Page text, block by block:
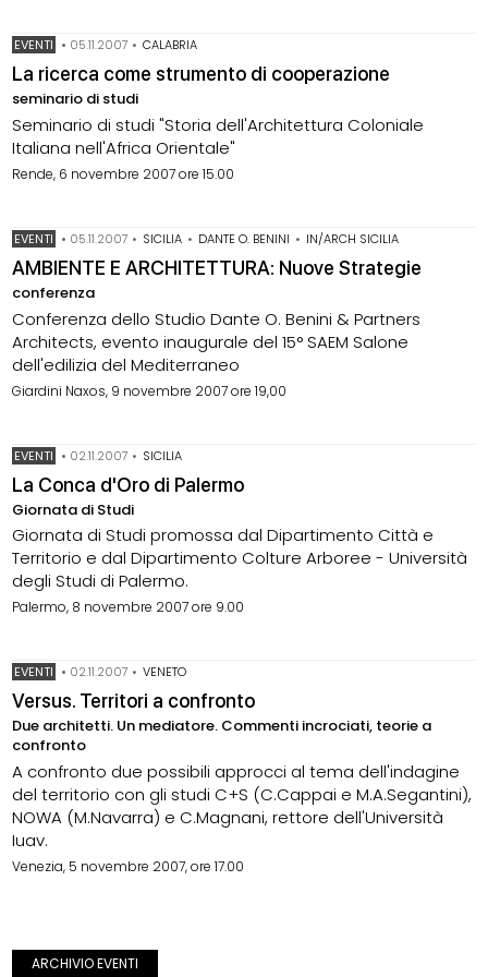
EVENTI • 05.11.2007 • CALABRIA
La ricerca come strumento di cooperazione
seminario di studi
Seminario di studi "Storia dell'Architettura Coloniale
Italiana nell'Africa Orientale"
Rende, 6 novembre 2007 ore 15.00
EVENTI • 05.11.2007 • SICILIA • DANTE O. BENINI • IN/ARCH SICILIA
AMBIENTE E ARCHITETTURA: Nuove Strategie
conferenza
Conferenza dello Studio Dante O. Benini & Partners
Architects, evento inaugurale del 15° SAEM Salone
dell'edilizia del Mediterraneo
Giardini Naxos, 9 novembre 2007 ore 19,00
EVENTI • 02.11.2007 • SICILIA
La Conca d'Oro di Palermo
Giornata di Studi
Giornata di Studi promossa dal Dipartimento Città e
Territorio e dal Dipartimento Colture Arboree - Università
degli Studi di Palermo.
Palermo, 8 novembre 2007 ore 9.00
EVENTI • 02.11.2007 • VENETO
Versus. Territori a confronto
Due architetti. Un mediatore. Commenti incrociati, teorie a
confronto
A confronto due possibili approcci al tema dell'indagine
del territorio con gli studi C+S (C.Cappai e M.A.Segantini),
NOWA (M.Navarra) e C.Magnani, rettore dell'Università
Iuav.
Venezia, 5 novembre 2007, ore 17.00
ARCHIVIO EVENTI